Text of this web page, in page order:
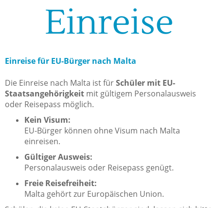
Einreise
Einreise für EU-Bürger nach Malta
Die Einreise nach Malta ist fürSchüler mit EU-
Staatsangehörigkeit mit gültigem Personalausweis
oder Reisepass möglich.
Kein Visum:
EU-Bürger können ohne Visum nach Malta
einreisen.
Gültiger Ausweis:
Personalausweis oder Reisepass genügt.
Freie Reisefreiheit:
Malta gehört zur Europäischen Union.